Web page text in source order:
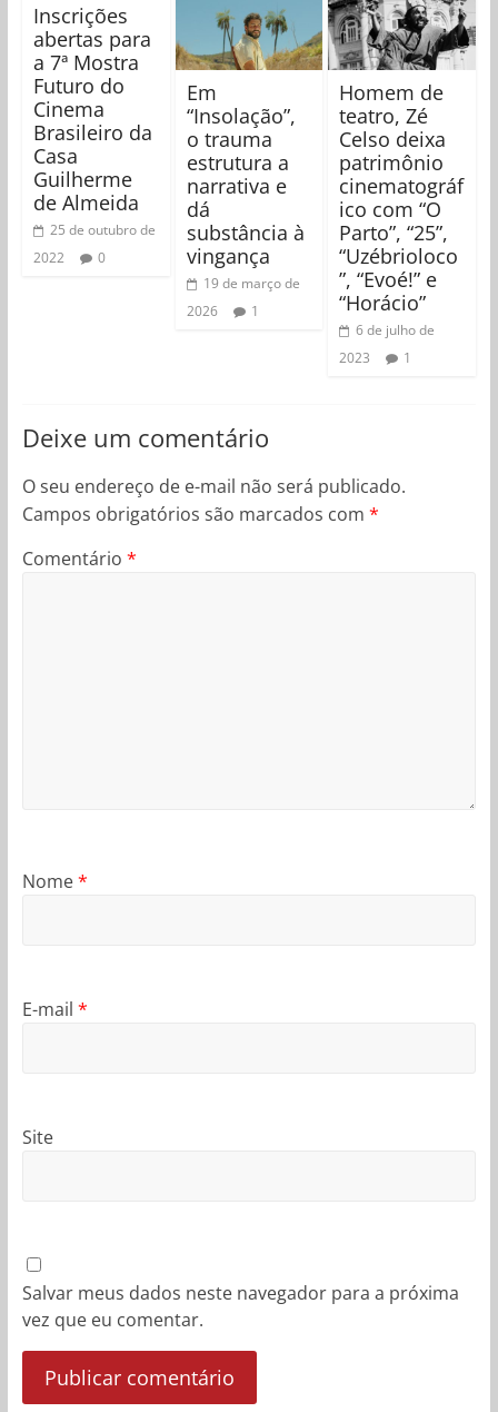
Inscrições
abertas para
a 7ª Mostra
Futuro do
Cinema
Brasileiro da
Casa
Guilherme
de Almeida
25 de outubro de
2022
0
Em
“Insolação”,
o trauma
estrutura a
narrativa e
dá
substância à
vingança
19 de março de
2026
1
Homem de
teatro, Zé
Celso deixa
patrimônio
cinematográf
ico com “O
Parto”, “25”,
“Uzébrioloco
”, “Evoé!” e
“Horácio”
6 de julho de
2023
1
Deixe um comentário
O seu endereço de e-mail não será publicado.
Campos obrigatórios são marcados com *
Comentário *
Nome*
E-mail *
Site
Salvar meus dados neste navegador para a próxima
vez que eu comentar.